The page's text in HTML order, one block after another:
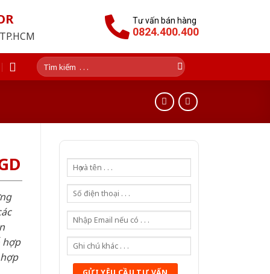
Tư vấn bán hàng
0824.400.400
Tìm
kiếm:
hợp